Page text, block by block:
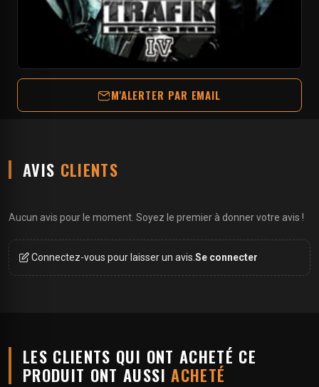
M'ALERTER PAR EMAIL
AVIS CLIENTS
Aucun avis pour le moment. Soyez le premier à donner votre avis !
Connectez-vous pour laisser un avis. Se connecter
LES CLIENTS QUI ONT ACHETÉ CE
PRODUIT ONT AUSSIACHETÉ